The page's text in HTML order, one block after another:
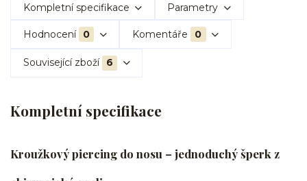
Kompletní specifikace Parametry
Hodnocení 0 Komentáře 0
Související zboží 6
Kompletní specifikace
Kroužkový piercing do nosu – jednoduchý šperk z